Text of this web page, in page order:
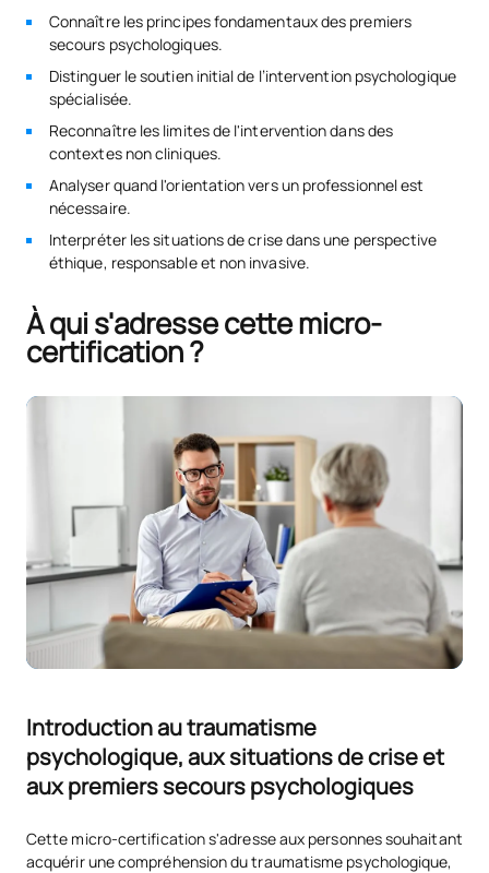
Connaître les principes fondamentaux des premiers
secours psychologiques.
Distinguer le soutien initial de l’intervention psychologique
spécialisée.
Reconnaître les limites de l'intervention dans des
contextes non cliniques.
Analyser quand l'orientation vers un professionnel est
nécessaire.
Interpréter les situations de crise dans une perspective
éthique, responsable et non invasive.
À qui s'adresse cette micro-
certification ?
Introduction au traumatisme
psychologique, aux situations de crise et
aux premiers secours psychologiques
Cette micro-certification s'adresse aux personnes souhaitant
acquérir une compréhension du traumatisme psychologique,